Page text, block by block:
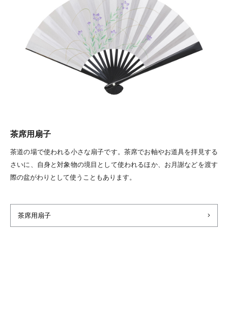
茶席用扇子
茶道の場で使われる小さな扇子です。茶席でお軸やお道具を拝見する
さいに、自身と対象物の境目として使われるほか、お月謝などを渡す
際の盆がわりとして使うこともあります。
茶席用扇子